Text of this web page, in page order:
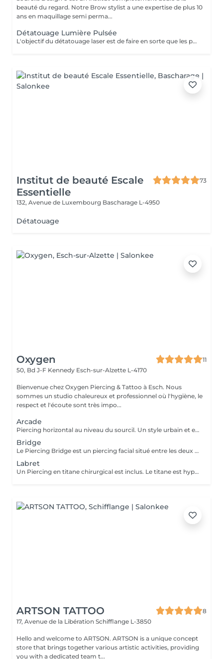
beauté du regard. Notre Brow stylist a une expertise de plus 10
ans en maquillage semi perma...
Détatouage Lumière Pulsée
L'objectif du détatouage laser est de faire en sorte que les particules d'encre soient digérables par l'organisme. Ainsi le faisceau d'énergie du laser vise le pigment et permet de le faire éclater. Il va ensuite être éliminé par les globules blancs. La quantité de séances dépendra du type d'encre, de la peau et de la technique utilisée par le professionnel qui a réalisé votre tatouage des sourcils. seulement un mois apres la première séance la praticienne pourra déterminer le numéro de séances nécessaires, dans. certaines cas une seule séance suffit comme dans certains outres nous pouvons besoin de trois ou plus. Les poils peuvent temporairement devenir blancs "en raison de l'élimination des pigments" explique l'experte. Cette décoloration est courante et temporaire (en quelques jours seulement, les sourcils retrouvent leur couleur d'origine).
Institut de beauté Escale
Essentielle
73
132, Avenue de Luxembourg Bascharage L-4950
Détatouage
Oxygen
11
50, Bd J-F Kennedy Esch-sur-Alzette L-4170
Bienvenue chez Oxygen Piercing & Tattoo à Esch. Nous
sommes un studio chaleureux et professionnel où l'hygiène, le
respect et l'écoute sont très impo...
Arcade
Piercing horizontal au niveau du sourcil. Un style urbain et expressif, réalisé avec un bijou courbé en titane. Pose précise adaptée à ta morphologie. Si tu souhaites te faire percer mais que tu as peur des aiguilles ou que tu souffres d'anxiété (stress, blocage), nous te demandons de bien vouloir réserver le service intitulé: <<NOM DU PIERCING (Phobie des aiguilles)>> Ce service ne côute pas plus cher. Il est simplement prévu pour des raisons d'organisation, afin que tout le monde soit à l'aise et bien accueilli(e).
Bridge
Le Piercing Bridge est un piercing facial situé entre les deux yeux à la racine du nez. Un Piercing en titane chirurgical est inclus. Le titane est hypoallergénique, léger et idéal pour les premières phases de cicatrisation. Si tu souhaites te faire percer mais que tu as peur des aiguilles ou que tu souffres d'anxiété (stress, blocage), nous te demandons de bien vouloir réserver le service intitulé: <<NOM DU PIERCING (Phobie des aiguilles)>> Ce service ne côute pas plus cher. Il est simplement prévu pour des raisons d'organisation, afin que tout le monde soit à l'aise et bien accueilli(e).
Labret
Un Piercing en titane chirurgical est inclus. Le titane est hypoallergénique, léger et idéal pour les premières phases de cicatrisation. Si tu souhaite te faire percer mais que tu as peur des aiguilles ou que tu souffres d'anxiété (stress, blocage), nous te demandons de bien vouloir réserver le service intitulé: <<NOM DU PIERCING (Phobie des aiguilles)>> Ce service ne côute pas plus cher. Il est simplement prévu pour des raisons d'organisation, afin que tout le monde soit à l'aise et bien accueilli(e).
ARTSON TATTOO
8
17, Avenue de la Libération Schifflange L-3850
Hello and welcome to ARTSON. ARTSON is a unique concept
store that brings together various artistic activities, providing
you with a dedicated team t...